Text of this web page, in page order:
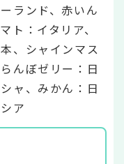
ランド、赤いん
ト：イタリア、
、シャインマス
んぼゼリー：日
ャ、みかん：日
ア